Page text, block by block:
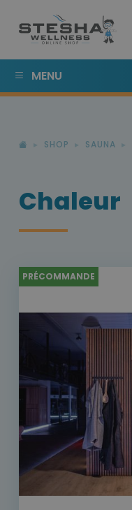
MENU
SHOP SAUNA
Chaleur
PRÉCOMMANDE